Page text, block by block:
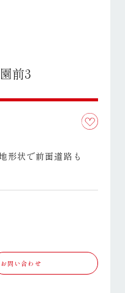
前3
形状で前面道路も
お問い合わせ